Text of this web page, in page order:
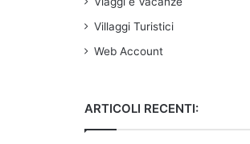
Villaggi Turistici
Web Account
ARTICOLI RECENTI: